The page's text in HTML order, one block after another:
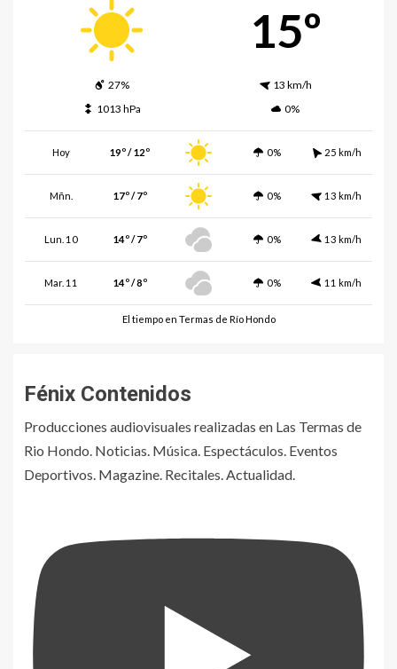
15º
27%
13 km/h
1013 hPa
0%
Hoy 19º / 12º 0% 25 km/h
Mñn. 17º / 7º 0% 13 km/h
Lun. 10 14º / 7º 0% 13 km/h
Mar. 11 14º / 8º 0% 11 km/h
El tiempo en Termas de Río Hondo
Fénix Contenidos
Producciones audiovisuales realizadas en Las Termas de
Rio Hondo. Noticias. Música. Espectáculos. Eventos
Deportivos. Magazine. Recitales. Actualidad.